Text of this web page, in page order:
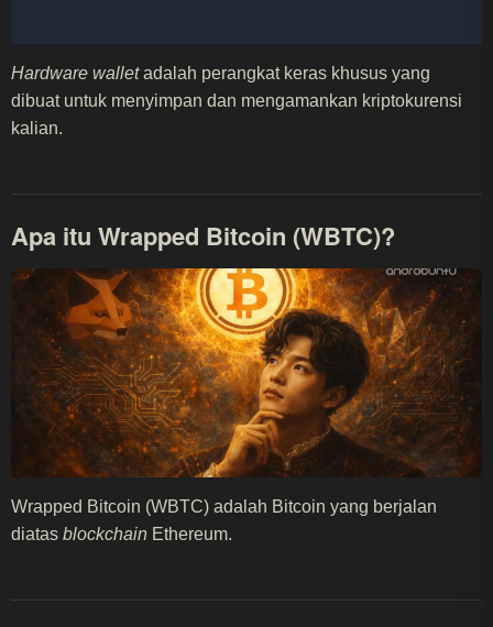
Hardware walletadalah perangkat keras khusus yang
dibuat untuk menyimpan dan mengamankan kriptokurensi
kalian.
Apa itu Wrapped Bitcoin (WBTC)?
Wrapped Bitcoin (WBTC) adalah Bitcoin yang berjalan
diatas blockchain Ethereum.